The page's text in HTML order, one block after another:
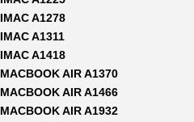
IMAC A1278
IMAC A1311
IMAC A1418
MACBOOK AIR A1370
MACBOOK AIR A1466
MACBOOK AIR A1932